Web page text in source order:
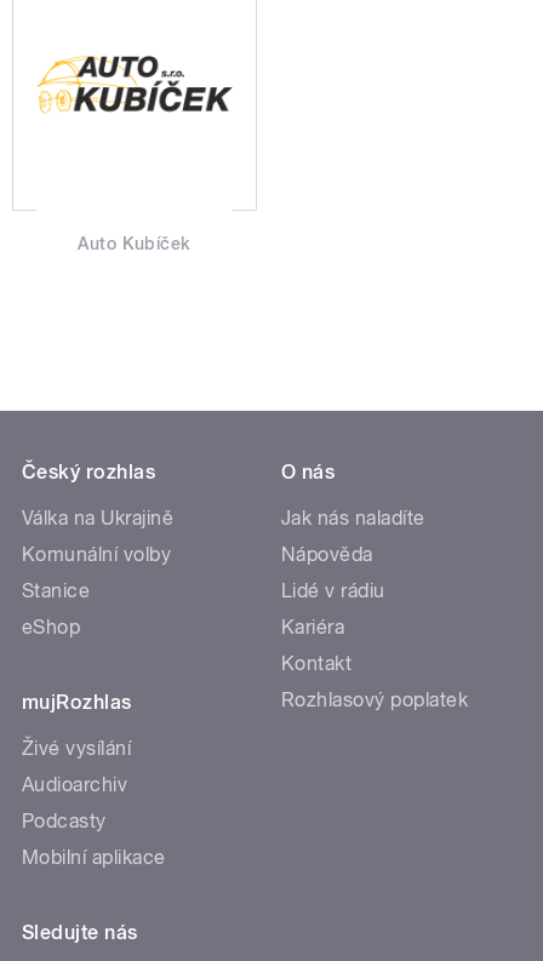
Auto Kubíček
Český rozhlas
Válka na Ukrajině
Komunální volby
Stanice
eShop
mujRozhlas
Živé vysílání
Audioarchiv
Podcasty
Mobilní aplikace
O nás
Jak nás naladíte
Nápověda
Lidé v rádiu
Kariéra
Kontakt
Rozhlasový poplatek
Sledujte nás